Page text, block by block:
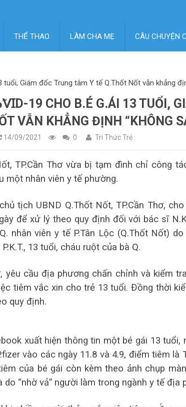
THỂ THAO LÀM CHA MẸ CÂU CHUYỆN
tuổi, Giám đốc Trung tâm Y tế Q.Thốt Nốt vẫn khẳng
19 CHO B.É G.ÁI 13 TUỔI,
VẪN KHẲNG ĐỊNH “KHÔNG
14/09/2021 0 Tri Thức Trẻ
TP.Cần Thơ vừa bị tạm đình chỉ công
một nhân viên y tế phường.
tịch UBND Q.Thốt Nốt, TP.Cần Thơ,
để xử lý theo quy định đối với bác sĩ
nhân viên y tế P.Tân Lộc (Q.Thốt Nốt)
13 tuổi, cháu ruột của bà Q.
yêu cầu địa phương chấn chỉnh và kiểm
tiêm vắc xin cho trẻ 13 tuổi. Đồng thời
quy định.
xuất hiện thông tin một bé gái 13 tuổi,
vào các ngày 11.8 và 4.9, điểm tiêm là
của bé gái còn kèm theo ảnh chụp
do “nhờ vả” người làm trong ngành y tế địa